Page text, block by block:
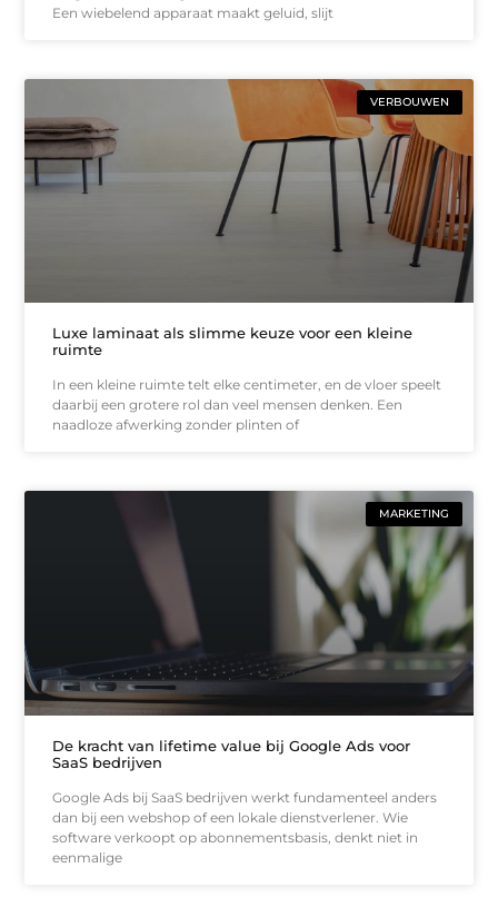
Een wiebelend apparaat maakt geluid, slijt
VERBOUWEN
Luxe laminaat als slimme keuze voor een kleine
ruimte
In een kleine ruimte telt elke centimeter, en de vloer speelt
daarbij een grotere rol dan veel mensen denken. Een
naadloze afwerking zonder plinten of
MARKETING
De kracht van lifetime value bij Google Ads voor
SaaS bedrijven
Google Ads bij SaaS bedrijven werkt fundamenteel anders
dan bij een webshop of een lokale dienstverlener. Wie
software verkoopt op abonnementsbasis, denkt niet in
eenmalige